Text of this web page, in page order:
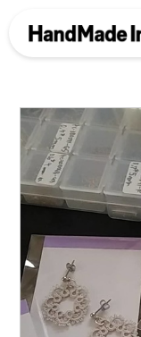
Photo
EN 中文